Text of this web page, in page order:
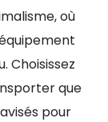
où
Choisissez
que
pour